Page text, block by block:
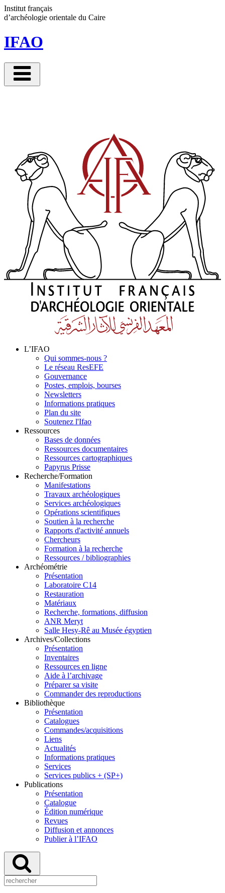
Institut français
d’archéologie orientale du Caire
IFAO
L’IFAO
Qui sommes-nous ?
Le réseau ResEFE
Gouvernance
Postes, emplois, bourses
Newsletters
Informations pratiques
Plan du site
Soutenez l'Ifao
Ressources
Bases de données
Ressources documentaires
Ressources cartographiques
Papyrus Prisse
Recherche/Formation
Manifestations
Travaux archéologiques
Services archéologiques
Opérations scientifiques
Soutien à la recherche
Rapports d'activité annuels
Chercheurs
Formation à la recherche
Ressources / bibliographies
Archéométrie
Présentation
Laboratoire C14
Restauration
Matériaux
Recherche, formations, diffusion
ANR Meryt
Salle Hesy-Rê au Musée égyptien
Archives/Collections
Présentation
Inventaires
Ressources en ligne
Aide à l’archivage
Préparer sa visite
Commander des reproductions
Bibliothèque
Présentation
Catalogues
Commandes/acquisitions
Liens
Actualités
Informations pratiques
Services
Services publics + (SP+)
Publications
Présentation
Catalogue
Édition numérique
Revues
Diffusion et annonces
Publier à l’IFAO
Panneau de gestion des cookies